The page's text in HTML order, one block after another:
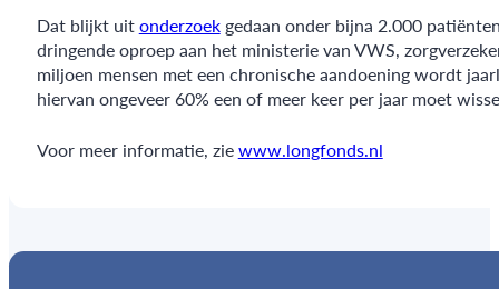
Dat blijkt uitonderzoekgedaan onder bijna 2.000
dringende oproep aan het ministerie van VWS,
miljoen mensen met een chronische aandoening wordt
hiervan ongeveer 60% een of meer keer per jaar moet
Voor meer informatie, ziewww.longfonds.nl